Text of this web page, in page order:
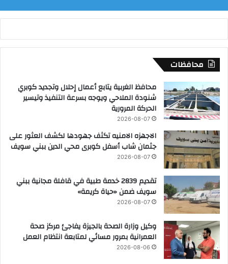
.
محافظات
محافظ الغربية يتابع أعمال إحلال وتجديد كوبري
شنودة الملاحي ويوجه بسرعة التنفيذ وتيسير
الحركة المرورية
2026-08-07
الاجهزه الامنيه تكثف جهودها لكشف العثور على
جثمان شاب أسفل كوبرى محي الدين ببني سويف
2026-08-07
تقديم 2839 خدمة طبية في قافلة مجانية ببني
سويف ضمن «حياة كريمة»
2026-08-07
وكيل وزارة الصحة بالجيزة يفاجئ مركز صحة
العمرانية بمرور مسائي لمتابعة انتظام العمل
2026-08-06